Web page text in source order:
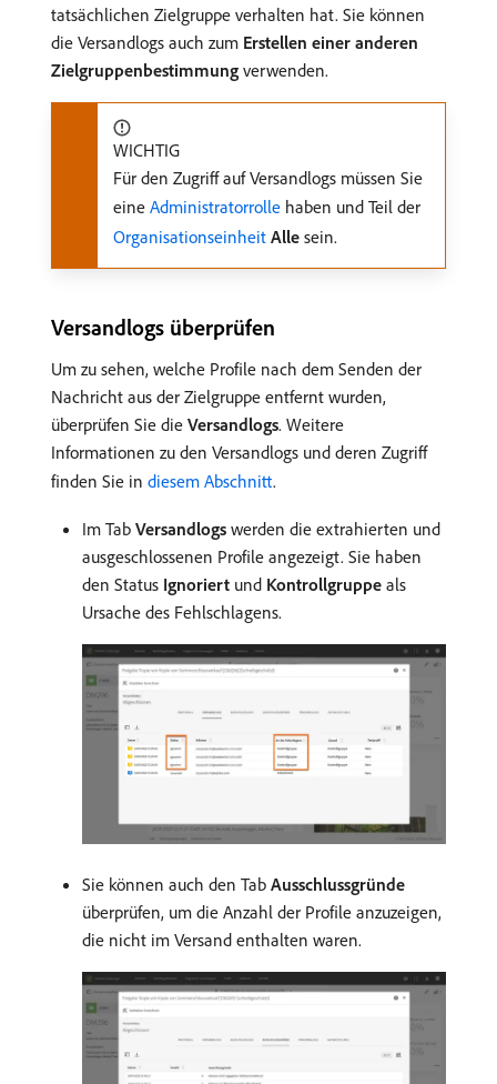
tatsächlichen Zielgruppe verhalten hat. Sie können
die Versandlogs auch zum Erstellen einer anderen
Zielgruppenbestimmung verwenden.
WICHTIG
Für den Zugriff auf Versandlogs müssen Sie
eine Administratorrolle haben und Teil der
Organisationseinheit Alle sein.
Versandlogs überprüfen
Um zu sehen, welche Profile nach dem Senden der
Nachricht aus der Zielgruppe entfernt wurden,
überprüfen Sie die Versandlogs. Weitere
Informationen zu den Versandlogs und deren Zugriff
finden Sie in diesem Abschnitt.
Im Tab Versandlogs werden die extrahierten und
ausgeschlossenen Profile angezeigt. Sie haben
den Status Ignoriert und Kontrollgruppe als
Ursache des Fehlschlagens.
Sie können auch den Tab Ausschlussgründe
überprüfen, um die Anzahl der Profile anzuzeigen,
die nicht im Versand enthalten waren.